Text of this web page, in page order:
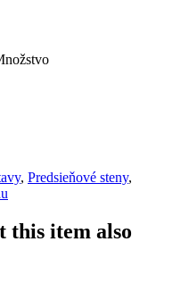
, Predsieňové steny,
this item also